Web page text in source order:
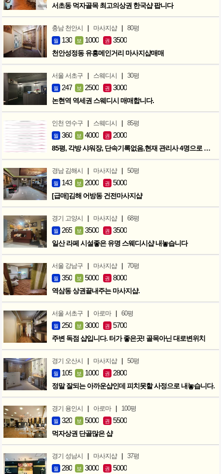
서초동 먹자골목 최고의상권 한국샵 팝니다
충남 천안시 | 마사지샵 | 80평
월 130 보 1000 권 3500
천안성정동 유흥메인거리 마사지샵매매
서울 서초구 | 스웨디시 | 30평
월 247 보 2500 권 3000
논현역 역세권 스웨디시 매매합니다.
인천 연수구 | 스웨디시 | 85평
월 360 보 4000 권 2000
85평, 각방 샤워장, 단속기록없음,현재 관리사 4명으로 성업중
경남 김해시 | 마사지샵 | 50평
월 143 보 2000 권 5000
[급매]김해 어방동 건전마사지샵
경기 고양시 | 마사지샵 | 68평
월 265 보 3500 권 3500
일산 라페 시설좋은 유명 스웨디시샵 내놓습니다
서울 강남구 | 마사지샵 | 70평
월 350 보 5000 권 8000
역삼동 상권끝내주는 마사지샵.
서울 서초구 | 아로마 | 60평
월 250 보 3000 권 5700
주변 독점 샵입니다. 터가 좋은곳! 골목아닌 대로변위치
경기 오산시 | 마사지샵 | 50평
월 105 보 1000 권 2800
정말 잘되는 아까운샵인데 피치못할 사정으로 내놓습니다.
경기 용인시 | 아로마 | 100평
월 320 보 5000 권 5500
먹자상권 단골많은 샵
경기 성남시 | 마사지샵 | 37평
월 280 보 3000 권 5000